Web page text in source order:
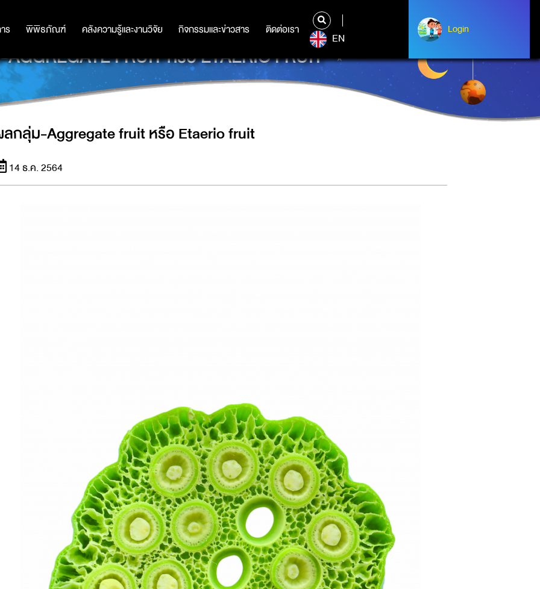
ร พิพิธภัณฑ์ คลังความรู้และงานวิจัย กิจกรรมและข่าวสาร ติดต่อเรา
ร พิพิธภัณฑ์ คลังความรู้และงานวิจัย กิจกรรมและข่าวสาร ติดต่อเรา
EN
Login
Login
FRUIT หรือ ETAERIO FRUIT
กลุ่ม-Aggregate fruit หรือ Etaerio fruit
14 ธ.ค. 2564